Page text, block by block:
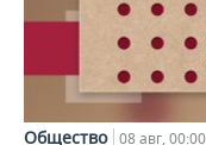
Общество 08 авг, 00:00